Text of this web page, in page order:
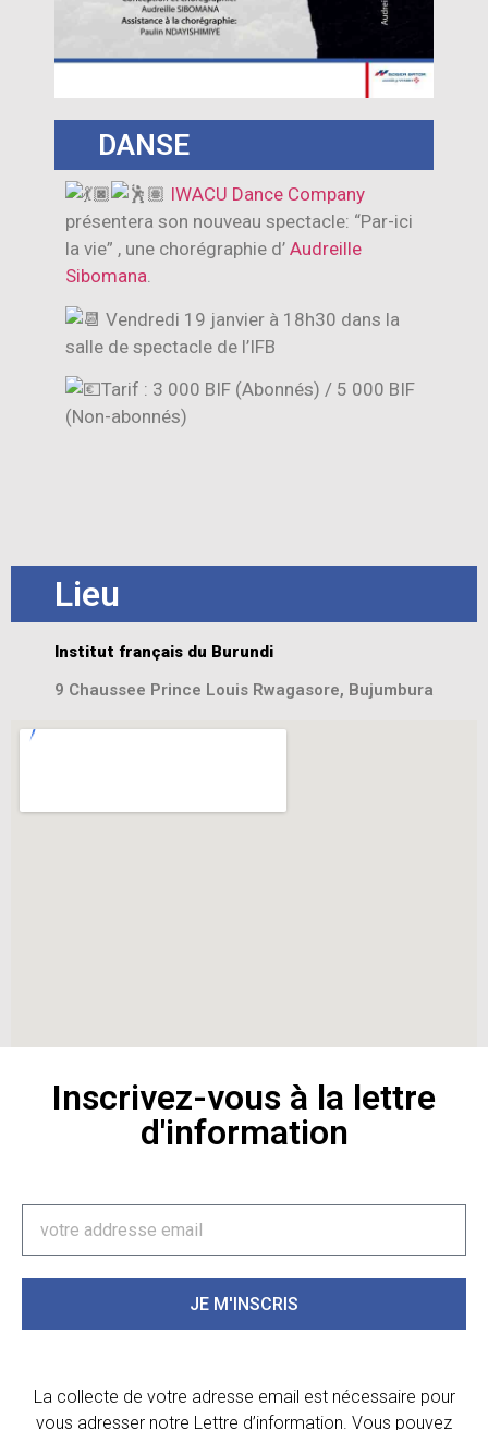
DANSE
IWACU Dance Company
présentera son nouveau spectacle: “Par-ici
la vie” , une chorégraphie d’ Audreille
Sibomana.
Vendredi 19 janvier à 18h30 dans la
salle de spectacle de l’IFB
Tarif : 3 000 BIF (Abonnés) / 5 000 BIF
(Non-abonnés)
Lieu
Institut français du Burundi
9 Chaussee Prince Louis Rwagasore, Bujumbura
Inscrivez-vous à la lettre
d'information
JE M'INSCRIS
La collecte de votre adresse email est nécessaire pour
vous adresser notre Lettre d’information. Vous pouvez